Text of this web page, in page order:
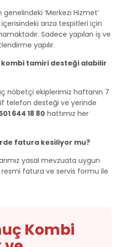
genelindeki ‘Merkezi Hizmet’
arıza tespitleri için
Sadece yapılan iş ve
yapılır.
kombi tamiri desteği alabilir
nöbetçi ekiplerimiz haftanın 7
telefon desteği ve yerinde
644 18 80 hattımız her
fatura kesiliyor mu?
yasal mevzuata uygun
fatura ve servis formu ile
Kombi